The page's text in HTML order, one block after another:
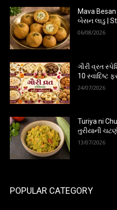
Mava Besan
બેસન લાડુ |
06/08/2026
ગૌરી વ્રત
10 સ્વાદિષ્ટ
24/07/2026
Turiya ni
તુરીયાની
13/07/2026
POPULAR CATEGORY